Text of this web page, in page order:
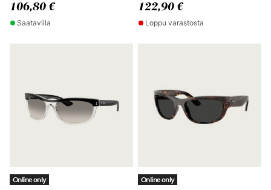
106,80 €
Saatavilla
122,90 €
Loppu varastosta
Online only Online only